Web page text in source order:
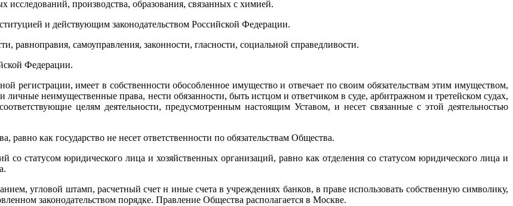
производства, образования, связанных с химией.
и действующим законодательством Российской Федерации.
равноправия, самоуправления, законности, гласности, социальной справедливости.
Федерации.
регистрации, имеет в собственности обособленное имущество и отвечает по своим обязательствам этим имуществом,
неимущественные права, нести обязанности, быть истцом и ответчиком в суде, арбитражном и третейском судах,
целям деятельности, предусмотренным настоящим Уставом, и несет связанные с этой деятельностью
равно как государство не несет ответственности по обязательствам Общества.
со статусом юридического лица и хозяйственных организаций, равно как отделения со статусом юридического лица и
угловой штамп, расчетный счет н иные счета в учреждениях банков, в праве использовать собственную символику,
законодательством порядке. Правление Общества располагается в Москве.